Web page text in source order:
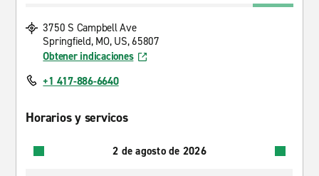
3750 S Campbell Ave
Springfield, MO, US, 65807
Obtener indicaciones
+1 417-886-6640
Horarios y servicos
2 de agosto de 2026